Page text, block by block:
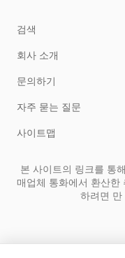
검색
회사 소개
문의하기
자주 묻는 질문
사이트맵
본 사이트의 링크를 통
매업체 통화에서 환산한
하려면